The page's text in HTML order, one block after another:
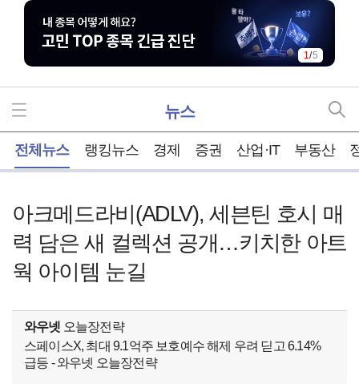
1/5
뉴스
전체뉴스 랭킹뉴스 경제 증권 산업·IT 부동산
아크메드라비(ADLV), 세븐틴 호시 매
력 담은 새 컬렉션 공개…키치한 아트
웍 아이템 눈길
와우넷 오늘장전략
스페이스X, 최대 9.1억주 보호예수 해제 우려 딛고 6.14%
급등 - 와우넷 오늘장전략